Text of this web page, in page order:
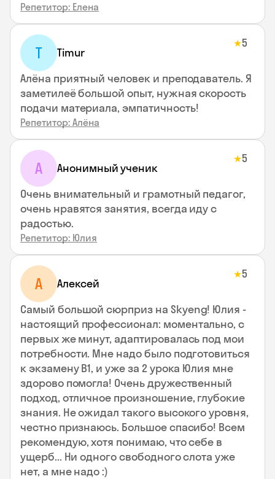
Репетитор: Елена
T Timur
★5
Алёна приятный человек и преподаватель. Я
заметилеё большой опыт, нужная скорость
подачи материала, эмпатичность!
Репетитор: Алёна
А Анонимный ученик
★5
Очень внимательный и грамотный педагог,
очень нравятся занятия, всегда иду с
радостью.
Репетитор: Юлия
А Алексей
★5
Самый большой сюрприз на Skyeng! Юлия -
настоящий профессионал: моментально, с
первых же минут, адаптировалась под мои
потребности. Мне надо было подготовиться
к экзамену В1, и уже за 2 урока Юлия мне
здорово помогла! Очень дружественный
подход, отличное произношение, глубокие
знания. Не ожидал такого высокого уровня,
честно признаюсь. Большое спасибо! Всем
рекомендую, хотя понимаю, что себе в
ущерб... Ни одного свободного слота уже
нет, а мне надо :)